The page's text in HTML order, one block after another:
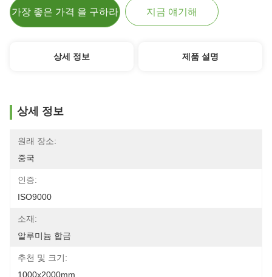
가장 좋은 가격 을 구하라 지금 얘기해
상세 정보 제품 설명
상세 정보
원래 장소:
중국
인증:
ISO9000
소재:
알루미늄 합금
추천 및 크기:
1000x2000mm